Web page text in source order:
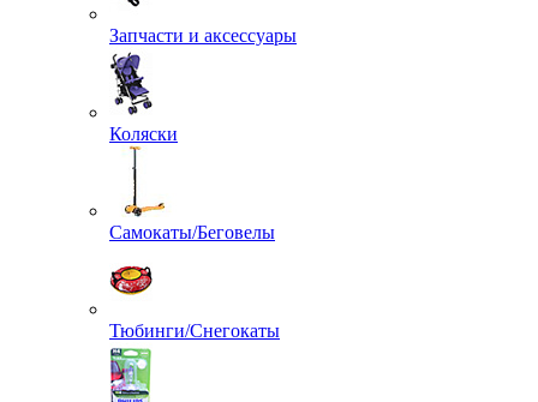
Запчасти и аксессуары
Коляски
Самокаты/Беговелы
Тюбинги/Снегокаты